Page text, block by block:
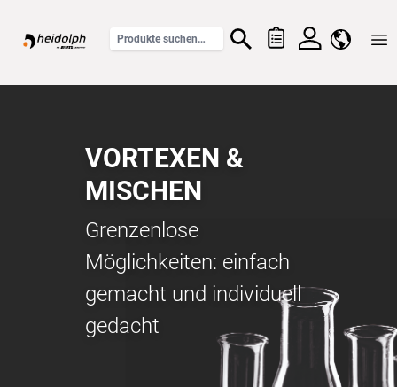
VORTEXEN &
MISCHEN
Grenzenlose
Möglichkeiten: einfach
gemacht und individuell
gedacht